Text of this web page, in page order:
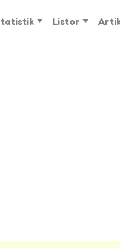
Listor